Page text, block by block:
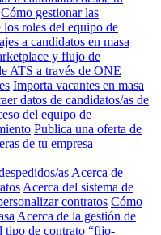
Cómo gestionar las
los roles del equipo de
a candidatos en masa
y flujo de
ATS a través de ONE
Importa vacantes en masa
datos de candidatos/as de
del equipo de
Publica una oferta de
de tu empresa
as Acerca de
Acerca del sistema de
contratos Cómo
Acerca de la gestión de
tipo de contrato “fijo-